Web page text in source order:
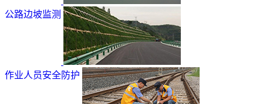
公路边坡监测
作业人员安全防护